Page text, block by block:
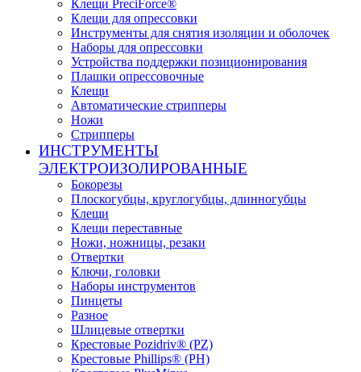
Клещи PreciForce®
Клещи для опрессовки
Инструменты для снятия изоляции и оболочек
Наборы для опрессовки
Устройства поддержки позиционирования
Плашки опрессовочные
Клещи
Автоматические стрипперы
Ножи
Стрипперы
ИНСТРУМЕНТЫ
ЭЛЕКТРОИЗОЛИРОВАННЫЕ
Бокорезы
Плоскогубцы, круглогубцы, длинногубцы
Клещи
Клещи переставные
Ножи, ножницы, резаки
Отвертки
Ключи, головки
Наборы инструментов
Пинцеты
Разное
Шлицевые отвертки
Крестовые Pozidriv® (PZ)
Крестовые Phillips® (PH)